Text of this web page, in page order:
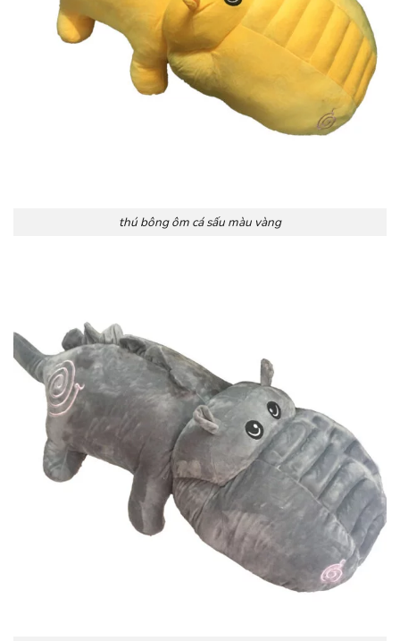
thú bông ôm cá sấu màu vàng